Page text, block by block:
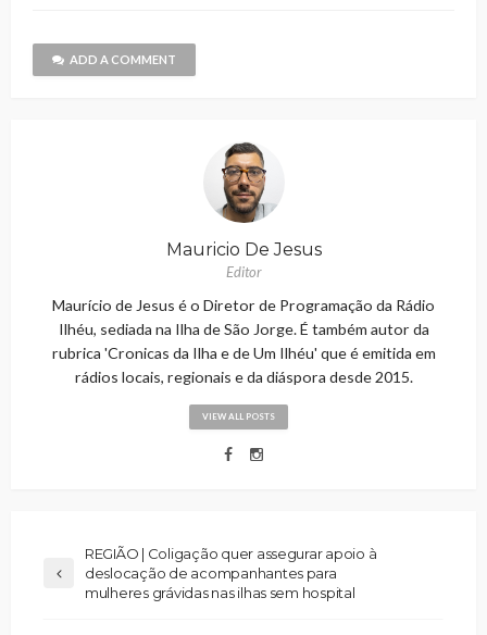
ADD A COMMENT
Mauricio De Jesus
Editor
Maurício de Jesus é o Diretor de Programação da Rádio
Ilhéu, sediada na Ilha de São Jorge. É também autor da
rubrica 'Cronicas da Ilha e de Um Ilhéu' que é emitida em
rádios locais, regionais e da diáspora desde 2015.
VIEW ALL POSTS
REGIÃO | Coligação quer assegurar apoio à
deslocação de acompanhantes para
mulheres grávidas nas ilhas sem hospital